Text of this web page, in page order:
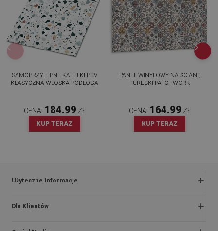
SAMOPRZYLEPNE KAFELKI PCV
KLASYCZNA WŁOSKA PODŁOGA
CENA: 184.99 ZŁ
KUP TERAZ
PANEL WINYLOWY NA ŚCIANĘ
TURECKI PATCHWORK
CENA: 164.99 ZŁ
KUP TERAZ
Użyteczne Informacje
Zwroty i reklamacje
Polityka prywatności i cookies
Dla Klientów
O nas